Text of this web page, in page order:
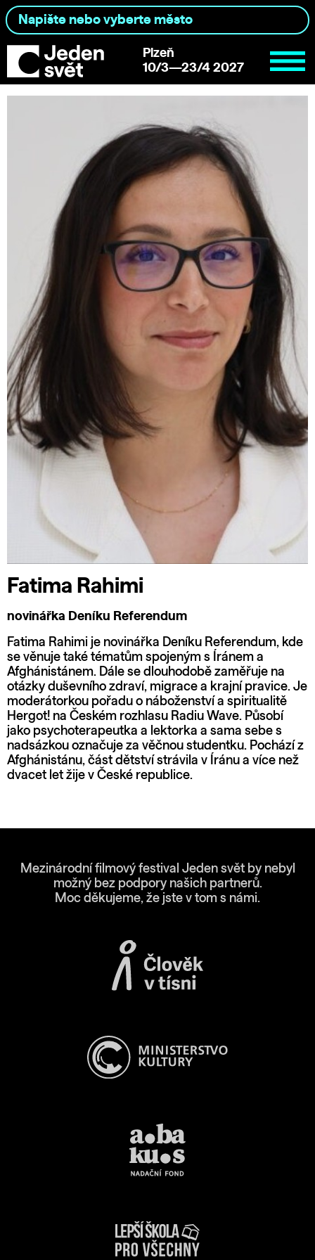
Plzeň
10/3—23/4 2027
Fatima Rahimi
novinářka Deníku Referendum
Fatima Rahimi je novinářka Deníku Referendum, kde
se věnuje také tématům spojeným s Íránem a
Afghánistánem. Dále se dlouhodobě zaměřuje na
otázky duševního zdraví, migrace a krajní pravice. Je
moderátorkou pořadu o náboženství a spiritualitě
Hergot! na Českém rozhlasu Radiu Wave. Působí
jako psychoterapeutka a lektorka a sama sebe s
nadsázkou označuje za věčnou studentku. Pochází z
Afghánistánu, část dětství strávila v Íránu a více než
dvacet let žije v České republice.
Mezinárodní filmový festival Jeden svět by nebyl
možný bez podpory našich partnerů.
Moc děkujeme, že jste v tom s námi.